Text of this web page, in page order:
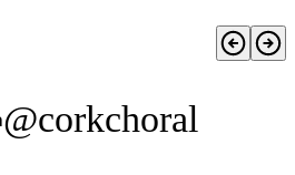
@corkchoral